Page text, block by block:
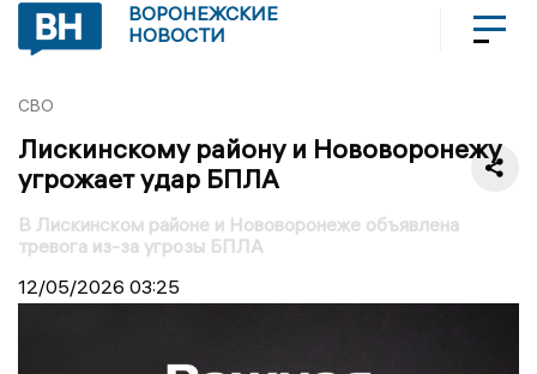
ВОРОНЕЖСКИЕ
НОВОСТИ
СВО
Лискинскому району и Нововоронежу
угрожает удар БПЛА
В Лискинском районе и Нововоронеже объявлена
тревога из-за угрозы БПЛА
12/05/2026 03:25